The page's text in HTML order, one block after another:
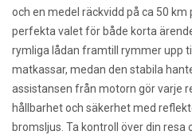
och en medel räckvidd på ca 50
perfekta valet för både korta
rymliga lådan framtill rymmer upp
matkassar, medan den stabila
assistansen från motorn gör varje
hållbarhet och säkerhet med
bromsljus. Ta kontroll över din